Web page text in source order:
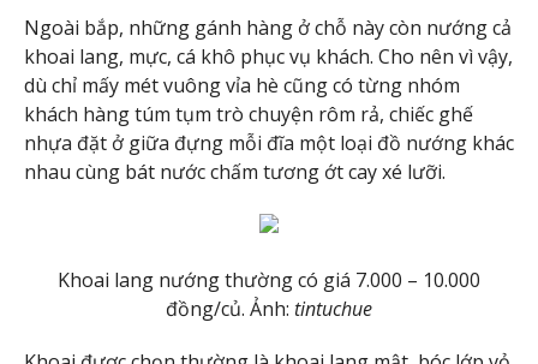
Ngoài bắp, những gánh hàng ở chỗ này còn nướng cả
khoai lang, mực, cá khô phục vụ khách. Cho nên vì vậy,
dù chỉ mấy mét vuông vỉa hè cũng có từng nhóm
khách hàng túm tụm trò chuyện rôm rả, chiếc ghế
nhựa đặt ở giữa đựng mỗi đĩa một loại đồ nướng khác
nhau cùng bát nước chấm tương ớt cay xé lưỡi.
Khoai lang nướng thường có giá 7.000 – 10.000
đồng/củ. Ảnh: tintuchue